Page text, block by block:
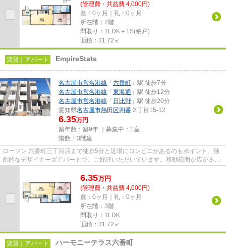
(管理費・共益費 4,000円)
敷：0ヶ月｜礼：0ヶ月
所在階：2階
間取り：1LDK＋1S(納戸)
面積：31.72㎡
賃貸｜アパート EmpireState
名古屋市営名港線 「 六番町 」駅 徒歩7分
名古屋市営名港線 「 東海通 」駅 徒歩12分
名古屋市営名港線 「 日比野 」駅 徒歩20分
愛知県名古屋市熱田区 四番 ２丁目15-12
6.35万円
築年数：築9年 ｜募集中： 1室
階数：3階建
ローソン 六番町三丁目店まで徒歩5分と近場にコンビニがあるのもポイント。独
創的なデザイナーズアパートで、ご好評いただいています。移動範囲が広がる2
6.35万円
(管理費・共益費 4,000円)
敷：0ヶ月｜礼：0ヶ月
所在階：3階
間取り：1LDK
面積：31.72㎡
賃貸｜アパート ハーモニーテラス六番町